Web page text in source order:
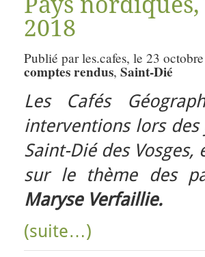
2018
Publié par les.cafes, le 23
comptes rendus, Saint-Dié
Les Cafés
interventions lors
Saint-Dié des
sur le thème des
Maryse Verfaillie.
(suite…)